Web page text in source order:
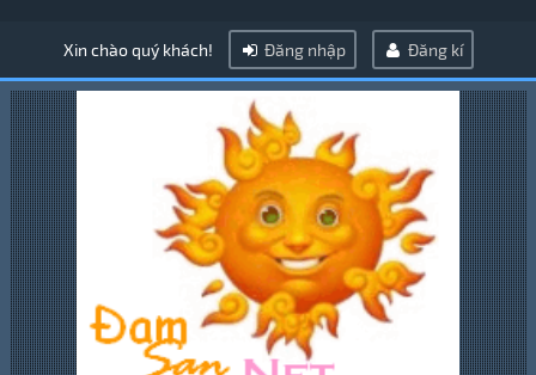
Xin chào quý khách! Đăng nhập Đăng kí